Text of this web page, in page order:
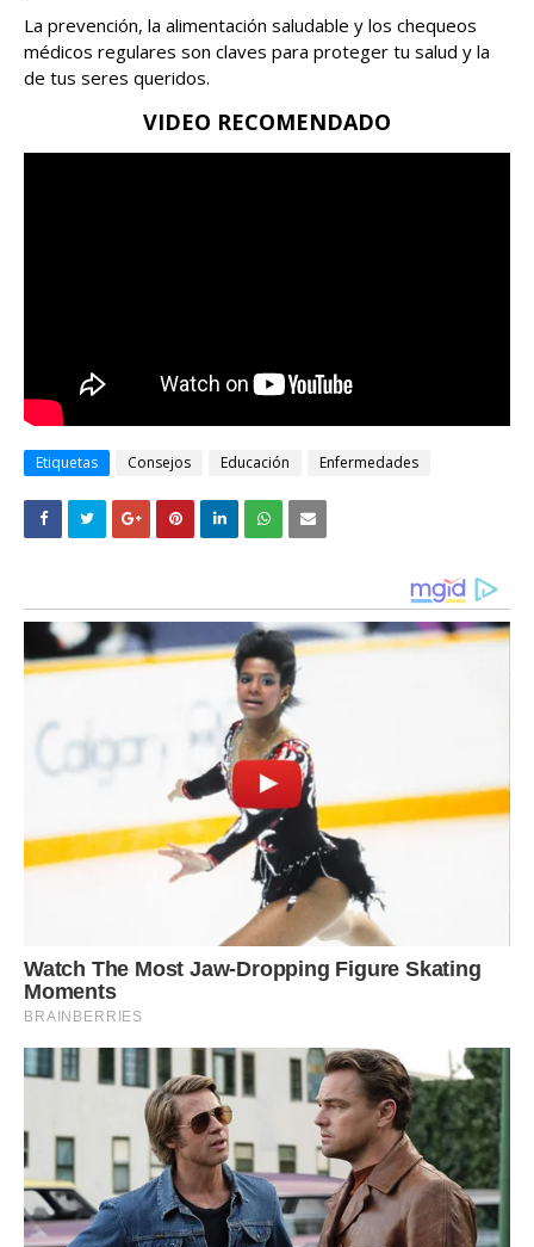
La prevención, la alimentación saludable y los chequeos
médicos regulares son claves para proteger tu salud y la
de tus seres queridos.
VIDEO RECOMENDADO
Etiquetas Consejos Educación Enfermedades